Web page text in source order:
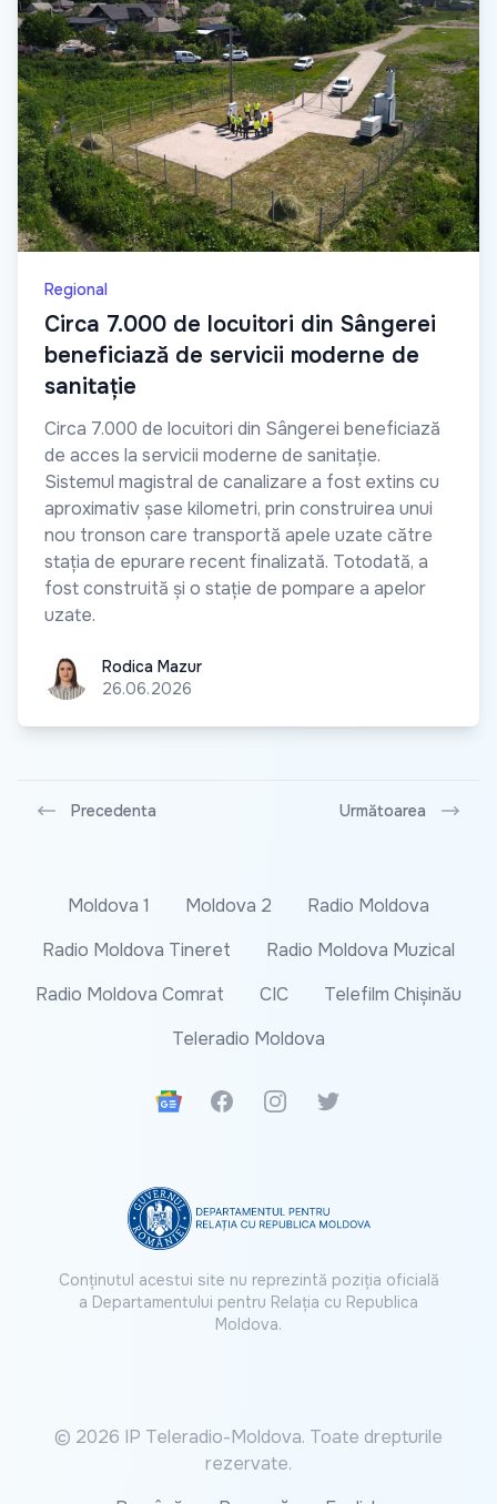
Regional
Circa 7.000 de locuitori din Sângerei
beneficiază de servicii moderne de
sanitație
Circa 7.000 de locuitori din Sângerei beneficiază
de acces la servicii moderne de sanitație.
Sistemul magistral de canalizare a fost extins cu
aproximativ șase kilometri, prin construirea unui
nou tronson care transportă apele uzate către
stația de epurare recent finalizată. Totodată, a
fost construită și o stație de pompare a apelor
uzate.
Rodica MazurRodica Mazur
26.06.2026
Precedenta Următoarea
Moldova 1 Moldova 2
Radio Moldova
Radio Moldova Tineret
Radio Moldova Muzical
Radio Moldova Comrat
CIC
Telefilm Chișinău
Teleradio Moldova
Google News
FacebookInstagramTwitter
Conținutul acestui site nu reprezintă poziția oficială
a Departamentului pentru Relația cu Republica
Moldova.
© 2026 IP Teleradio-Moldova. Toate drepturile
rezervate.